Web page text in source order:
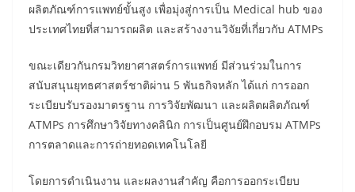
ผลิตภัณฑ์การแพทย์ขั้นสูง เพื่อมุ่งสู่การเป็น Medical hub ของ
ประเทศไทยที่สามารถผลิต และสร้างงานวิจัยที่เกี่ยวกับ ATMPs
ขณะเดียวกันกรมวิทยาศาสตร์การแพทย์ มีส่วนร่วมในการ
สนับสนุนยุทธศาสตร์ชาติผ่าน 5 พันธกิจหลัก ได้แก่ การออก
ระเบียบรับรองมาตรฐาน การวิจัยพัฒนา และผลิตผลิตภัณฑ์
ATMPs การศึกษาวิจัยทางคลินิก การเป็นศูนย์ฝึกอบรม ATMPs
การตลาดและการถ่ายทอดเทคโนโลยี
โดยการดําเนินงาน และผลงานสําคัญ คือการออกระเบียบ